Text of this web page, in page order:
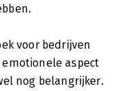
voor bedrijven
aspect
nog belangrijker.